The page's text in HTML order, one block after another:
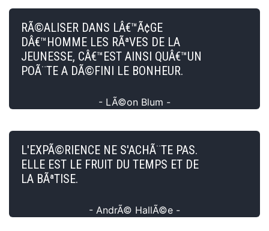
RÃ©ALISER DANS LÂ€™Ã¢GE
DÂ€™HOMME LES RÃªVES DE LA
JEUNESSE, CÂ€™EST AINSI QUÂ€™UN
POÃ¨TE A DÃ©FINI LE BONHEUR.
- LÃ©on Blum -
L'EXPÃ©RIENCE NE S'ACHÃ¨TE PAS.
ELLE EST LE FRUIT DU TEMPS ET DE
LA BÃªTISE.
- AndrÃ© HallÃ©e -